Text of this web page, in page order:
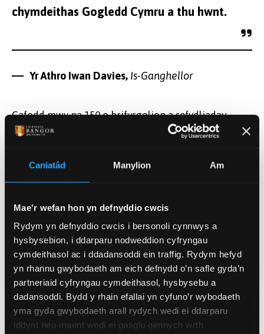
Caniatâd Manylion Am
Mae'r wefan hon yn defnyddio cwcis
Rydym yn defnyddio cwcis i bersonoli cynnwys a
hysbysebion, i ddarparu nodweddion cyfryngau
cymdeithasol ac i ddadansoddi ein traffig. Rydym hefyd
yn rhannu gwybodaeth am eich defnydd o’n safle gyda’n
partneriaid cyfryngau cymdeithasol, hysbysebu a
dadansoddi. Bydd y rhain efallai yn cyfuno’r wybodaeth
yma gyda gwybodaeth arall rydych wedi ei ddarparu
iddynt neu maent wedi ei gasglu gennych wrth
chymdeithas Gogledd Cymru a thu hwnt.
Yr Athro Iwan Davies, Is-Ganghellor
Cafodd mwy na 150 o brifysgolion a sefydliadau
ymchwil eraill yn y Deyrnas Unedig eu hasesu fel
Mai 11, 2022
Categorïau
Ymchwil Prifysgol (Cyffredinol)
Newyddion Perthnasol